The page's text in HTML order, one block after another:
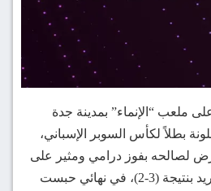
ملعب “الإنماء” بمدينة جدة
بطلاً لكأس السوبر الإسباني،
لصالحه بفوز درامي ومثير على
غريمه التقليدي ريال مدريد بنتيجة (3-2)، في نهائي حبست